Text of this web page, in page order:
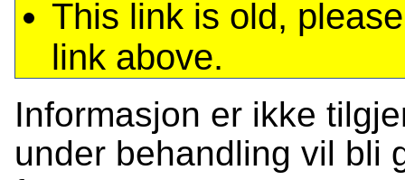
This link is old,
link above.
Informasjon er ikke
under behandling vil bli